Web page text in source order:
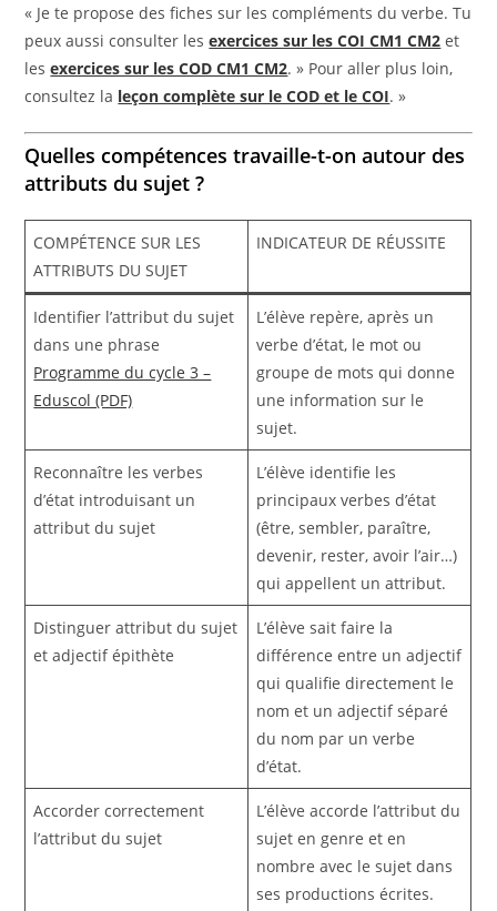
« Je te propose des fiches sur les compléments du verbe. Tu
peux aussi consulter lesexercices sur les COI CM1 CM2 et
lesexercices sur les COD CM1 CM2. » Pour aller plus loin,
consultez la leçon complète sur le COD et le COI. »
Quelles compétences travaille-t-on autour des
attributs du sujet ?
COMPÉTENCE SUR LES
ATTRIBUTS DU SUJET
INDICATEUR DE RÉUSSITE
Identifier l’attribut du sujet
dans une phrase
Programme du cycle 3 –
Eduscol (PDF)
L’élève repère, après un
verbe d’état, le mot ou
groupe de mots qui donne
une information sur le
sujet.
Reconnaître les verbes
d’état introduisant un
attribut du sujet
L’élève identifie les
principaux verbes d’état
(être, sembler, paraître,
devenir, rester, avoir l’air…)
qui appellent un attribut.
Distinguer attribut du sujet
et adjectif épithète
L’élève sait faire la
différence entre un adjectif
qui qualifie directement le
nom et un adjectif séparé
du nom par un verbe
d’état.
Accorder correctement
l’attribut du sujet
L’élève accorde l’attribut du
sujet en genre et en
nombre avec le sujet dans
ses productions écrites.